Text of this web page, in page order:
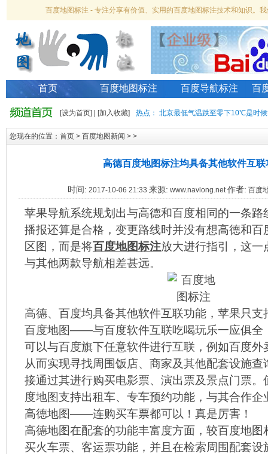
百度地图标注 - 专注分享有价值、实用的百度地图标注技术和知识。
首页 百度地图标注 百度导航标注 百
[设为首页] | [加入收藏] 热点： 北京最低气温跌至零下10℃是时
您现在的位置： 首页 > 百度地图新闻 > >
高德百度地图标注均具备其他软件互联
时间: 2017-10-06 21:33 来源: www.navlong.net 作者: 百度
苹果导航系统规划出与高德和百度相同的一条路
播报还算是合格，变更路线时并没有想高德和百
区图，而是将百度地图标注放大进行指引，这一
与其他两款导航相差甚远。
高德、百度均具备其他软件互联功能，苹果只支
百度地图——与百度软件互联吃喝玩乐一应俱全
可以与百度旗下任意软件进行互联，例如百度外
从而实现寻找周围饭店、商家及其他配套设施查
接通过其进行购买电影票、演出票及景点门票。
度地图支持出租车、专车预约功能，与其合作企
高德地图——连购买车票都可以！真是厉害！
高德地图在配套的功能丰富度方面，较百度地图
买火车票、客运票功能，并且在检索周围配套设